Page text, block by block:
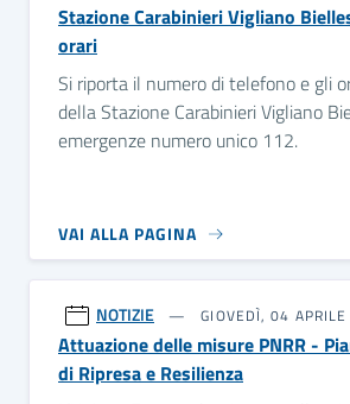
Stazione Carabinieri Vigliano
orari
Si riporta il numero di telefono e gli
della Stazione Carabinieri Vigliano
emergenze numero unico 112.
VAI ALLA PAGINA
NOTIZIE GIOVEDÌ, 04
Attuazione delle misure PNRR -
di Ripresa e Resilienza